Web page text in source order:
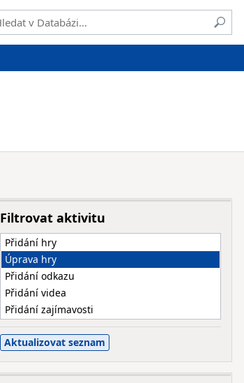
Filtrovat aktivitu
Přidání hry
Úprava hry
Přidání odkazu
Přidání videa
Přidání zajímavosti